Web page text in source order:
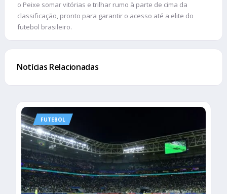
o Peixe somar vitórias e trilhar rumo à parte de cima da
classificação, pronto para garantir o acesso até a elite do
futebol brasileiro.
Notícias Relacionadas
FUTEBOL